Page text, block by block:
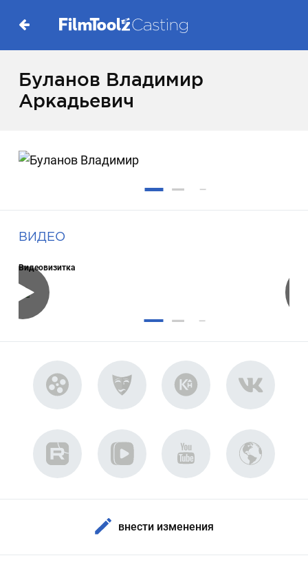
Буланов Владимир
Аркадьевич
ВИДЕО
Видеовизитка
внести изменения